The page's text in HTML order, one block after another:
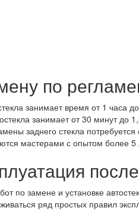
по
занимает время от 1 часа
занимает от 30 минут до
заднего стекла
мастерами с опытом более 5
по замене и установке
ряд простых правил